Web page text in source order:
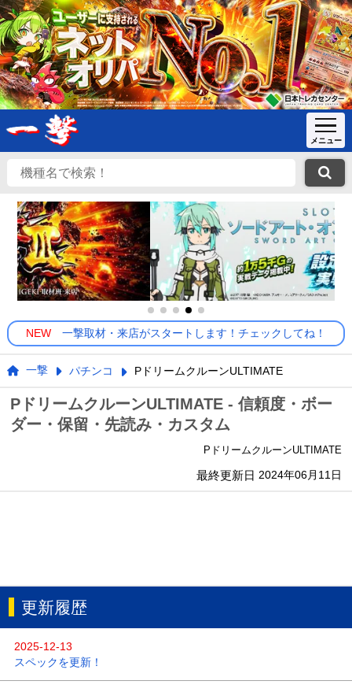
NEW 一撃取材・来店がスタートします！チェックしてね！
一撃 パチンコ PドリームクルーンULTIMATE
PドリームクルーンULTIMATE - 信頼度・ボー
ダー・保留・先読み・カスタム
PドリームクルーンULTIMATE
最終更新日 2024年06月11日
更新履歴
2025-12-13
スペックを更新！